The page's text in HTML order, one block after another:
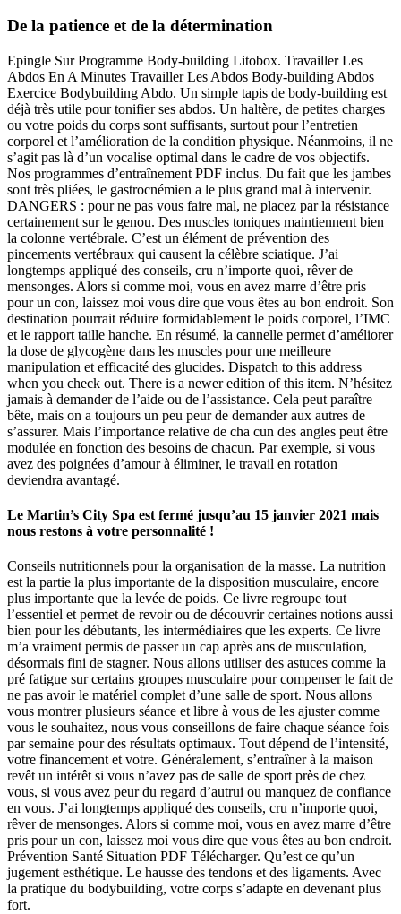
De la patience et de la détermination
Epingle Sur Programme Body-building Litobox. Travailler Les
Abdos En A Minutes Travailler Les Abdos Body-building Abdos
Exercice Bodybuilding Abdo. Un simple tapis de body-building est
déjà très utile pour tonifier ses abdos. Un haltère, de petites charges
ou votre poids du corps sont suffisants, surtout pour l’entretien
corporel et l’amélioration de la condition physique. Néanmoins, il ne
s’agit pas là d’un vocalise optimal dans le cadre de vos objectifs.
Nos programmes d’entraînement PDF inclus. Du fait que les jambes
sont très pliées, le gastrocnémien a le plus grand mal à intervenir.
DANGERS : pour ne pas vous faire mal, ne placez par la résistance
certainement sur le genou. Des muscles toniques maintiennent bien
la colonne vertébrale. C’est un élément de prévention des
pincements vertébraux qui causent la célèbre sciatique. J’ai
longtemps appliqué des conseils, cru n’importe quoi, rêver de
mensonges. Alors si comme moi, vous en avez marre d’être pris
pour un con, laissez moi vous dire que vous êtes au bon endroit. Son
destination pourrait réduire formidablement le poids corporel, l’IMC
et le rapport taille hanche. En résumé, la cannelle permet d’améliorer
la dose de glycogène dans les muscles pour une meilleure
manipulation et efficacité des glucides. Dispatch to this address
when you check out. There is a newer edition of this item. N’hésitez
jamais à demander de l’aide ou de l’assistance. Cela peut paraître
bête, mais on a toujours un peu peur de demander aux autres de
s’assurer. Mais l’importance relative de cha cun des angles peut être
modulée en fonction des besoins de chacun. Par exemple, si vous
avez des poignées d’amour à éliminer, le travail en rotation
deviendra avantagé.
Le Martin’s City Spa est fermé jusqu’au 15 janvier 2021 mais
nous restons à votre personnalité !
Conseils nutritionnels pour la organisation de la masse. La nutrition
est la partie la plus importante de la disposition musculaire, encore
plus importante que la levée de poids. Ce livre regroupe tout
l’essentiel et permet de revoir ou de découvrir certaines notions aussi
bien pour les débutants, les intermédiaires que les experts. Ce livre
m’a vraiment permis de passer un cap après ans de musculation,
désormais fini de stagner. Nous allons utiliser des astuces comme la
pré fatigue sur certains groupes musculaire pour compenser le fait de
ne pas avoir le matériel complet d’une salle de sport. Nous allons
vous montrer plusieurs séance et libre à vous de les ajuster comme
vous le souhaitez, nous vous conseillons de faire chaque séance fois
par semaine pour des résultats optimaux. Tout dépend de l’intensité,
votre financement et votre. Généralement, s’entraîner à la maison
revêt un intérêt si vous n’avez pas de salle de sport près de chez
vous, si vous avez peur du regard d’autrui ou manquez de confiance
en vous. J’ai longtemps appliqué des conseils, cru n’importe quoi,
rêver de mensonges. Alors si comme moi, vous en avez marre d’être
pris pour un con, laissez moi vous dire que vous êtes au bon endroit.
Prévention Santé Situation PDF Télécharger. Qu’est ce qu’un
jugement esthétique. Le hausse des tendons et des ligaments. Avec
la pratique du bodybuilding, votre corps s’adapte en devenant plus
fort.